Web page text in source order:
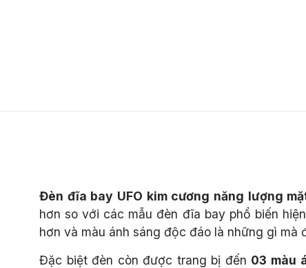
Đèn đĩa bay UFO kim cương năng lượng
hơn so với các mẫu đèn đĩa bay phổ biến
hơn và màu ánh sáng độc đáo là những gì mà
Đặc biệt đèn còn được trang bị đến 03 màu